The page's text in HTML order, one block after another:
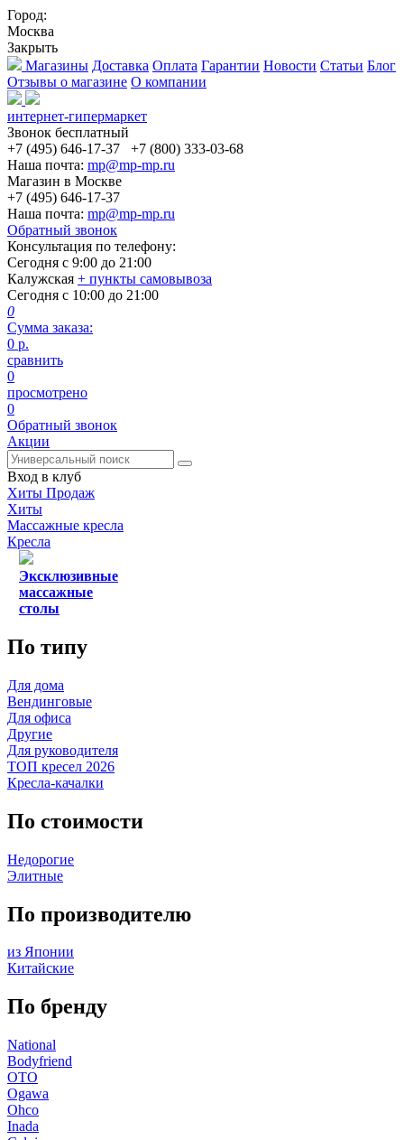
Город:
Москва
Закрыть
Магазины Доставка Оплата Гарантии Новости Статьи Блог
Отзывы о магазине О компании
интернет-гипермаркет
Звонок бесплатный
+7 (495) 646-17-37
+7 (800) 333-03-68
Наша почта: mp@mp-mp.ru
Магазин в Москве
+7 (495) 646-17-37
Наша почта: mp@mp-mp.ru
Обратный звонок
Консультация по телефону:
Сегодня с 9:00 до 21:00
Калужская + пункты самовывоза
Сегодня с 10:00 до 21:00
0
Сумма заказа:
0 р.
сравнить
0
просмотрено
0
Обратный звонок
Акции
Вход в клуб
Хиты Продаж
Хиты
Массажные кресла
Кресла
Эксклюзивные
массажные
столы
По типу
Для дома
Вендинговые
Для офиса
Другие
Для руководителя
ТОП кресел 2026
Кресла-качалки
По стоимости
Недорогие
Элитные
По производителю
из Японии
Китайские
По бренду
National
Bodyfriend
OTO
Ogawa
Ohco
Inada